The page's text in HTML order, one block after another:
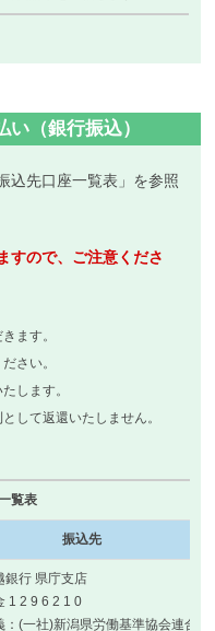
（銀行振込）
込先口座一覧表」を参照
すので、ご注意くださ
ます。
さい。
します。
して返還いたしません。
覧表
振込先
銀行 県庁支店
1 2 9 6 2 1 0
：(一社)新潟県労働基準協会連合会